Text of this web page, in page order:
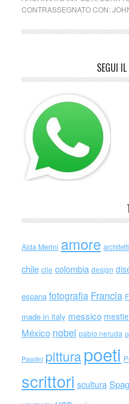
CONTRASSEGNATO CON:
SEGUI
Alda Merini amore architetti
chile cile colombia design
espana fotografia Francia
made in italy messico
México nobel pablo neruda
Pasolini pitturapoeti
scrittori scultura